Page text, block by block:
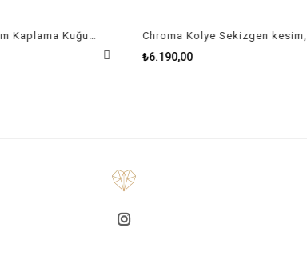
Dancing Beyaz Rodyum Kaplama Kuğu Swan Kolye
₺6.190,00